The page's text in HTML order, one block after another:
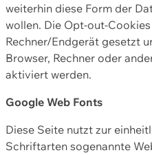
weiterhin diese Form der
wollen. Die Opt-out-
Rechner/Endgerät gesetzt
Browser, Rechner oder
aktiviert werden.
Google Web Fonts
Diese Seite nutzt zur
Schriftarten sogenannte